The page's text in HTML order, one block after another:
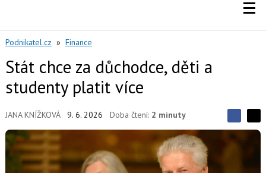
Podnikatel.cz » Finance
Stát chce za důchodce, děti a
studenty platit více
JANA KNÍŽKOVÁ 9. 6. 2026 Doba čtení: 2 minuty
S
d
S
í